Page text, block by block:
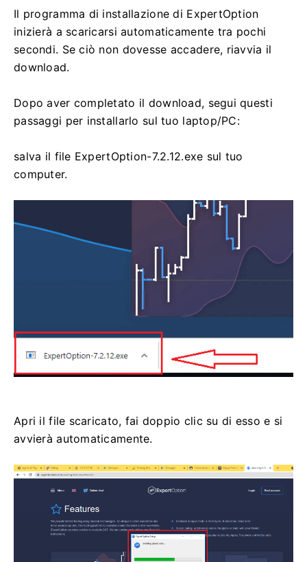
Il programma di installazione di ExpertOption
inizierà a scaricarsi automaticamente tra pochi
secondi. Se ciò non dovesse accadere, riavvia il
download.
Dopo aver completato il download, segui questi
passaggi per installarlo sul tuo laptop/PC:
salva il file ExpertOption-7.2.12.exe sul tuo
computer.
Apri il file scaricato, fai doppio clic su di esso e si
avvierà automaticamente.